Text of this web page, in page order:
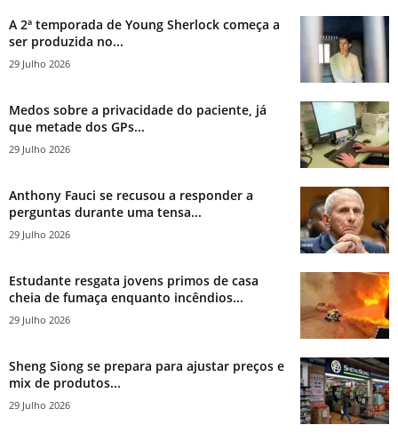
A 2ª temporada de Young Sherlock começa a
ser produzida no...
29 Julho 2026
Medos sobre a privacidade do paciente, já
que metade dos GPs...
29 Julho 2026
Anthony Fauci se recusou a responder a
perguntas durante uma tensa...
29 Julho 2026
Estudante resgata jovens primos de casa
cheia de fumaça enquanto incêndios...
29 Julho 2026
Sheng Siong se prepara para ajustar preços e
mix de produtos...
29 Julho 2026